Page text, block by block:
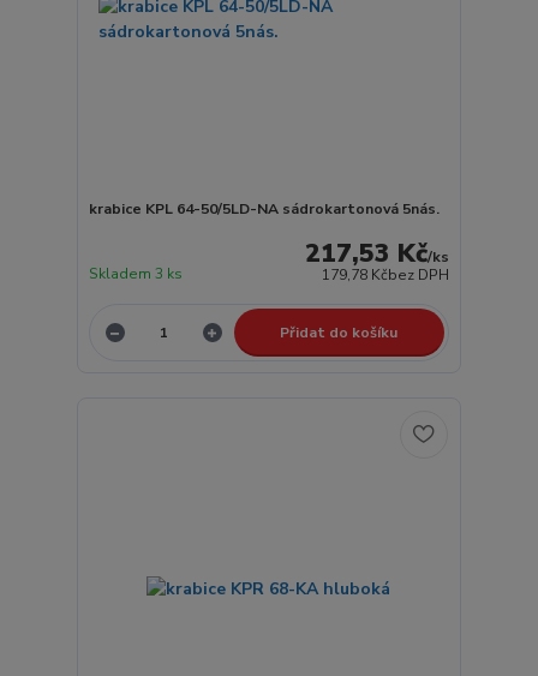
krabice KPL 64-50/5LD-NA sádrokartonová 5nás.
217,53 Kč/ks
179,78 Kčbez DPH
Skladem 3 ks
Přidat do košíku